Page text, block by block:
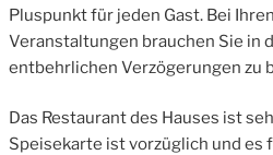
Pluspunkt für jeden Gast. Bei
Veranstaltungen brauchen Sie in
entbehrlichen Verzögerungen zu
Das Restaurant des Hauses ist
Speisekarte ist vorzüglich und es